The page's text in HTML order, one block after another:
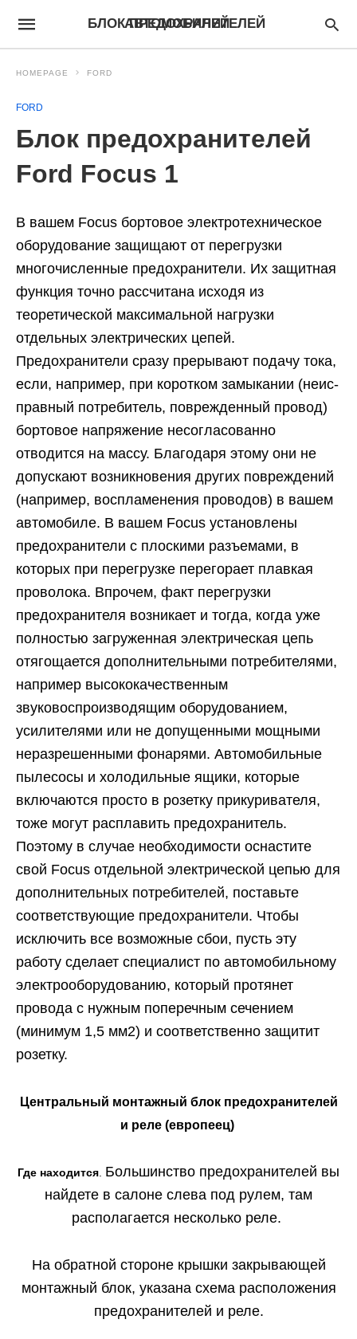
БЛОК ПРЕДОХРАНИТЕЛЕЙ АВТОМОБИЛЕЙ
HOMEPAGE FORD
FORD
Блок предохранителей
Ford Focus 1
В вашем Focus бортовое электротехническое
оборудование защищают от перегрузки
многочис­ленные предохранители. Их защитная
функция точно рассчитана исходя из
теоретической макси­мальной нагрузки
отдельных электрических цепей.
Предохранители сразу прерывают подачу тока,
ес­ли, например, при коротком замыкании (неис­
правный потребитель, поврежденный провод)
бор­товое напряжение несогласованно
отводится на массу. Благодаря этому они не
допускают возник­новения других повреждений
(например, воспла­менения проводов) в вашем
автомобиле. В вашем Focus установлены
предохранители с плоскими разъ­емами, в
которых при перегрузке перегорает плав­кая
проволока. Впрочем, факт перегрузки
предохра­нителя возникает и тогда, когда уже
полностью за­груженная электрическая цепь
отягощается допол­нительными потребителями,
например высококаче­ственным
звуковоспроизводящим оборудованием,
усилителями или не допущенными мощными
нераз­решенными фонарями. Автомобильные
пылесосы и холодильные ящики, которые
включаются просто в розетку прикуривателя,
тоже могут расплавить предохранитель.
Поэтому в случае необходимости оснастите
свой Focus отдельной электрической цепью для
дополнительных потребителей, по­ставьте
соответствующие предохранители. Чтобы
исключить все возможные сбои, пусть эту
работу сделает специалист по автомобильному
электро­оборудованию, который протянет
провода с нужным поперечным сечением
(минимум 1,5 мм2) и соответственно защитит
розетку.
Центральный монтажный блок предохранителей
и реле (европеец)
Где находится Большинство предохранителей вы
найдете в са­лоне слева под рулем, там
располагается несколько реле.
На обратной стороне крышки закрывающей
монтажный блок, указана схема расположения
предохранителей и реле.